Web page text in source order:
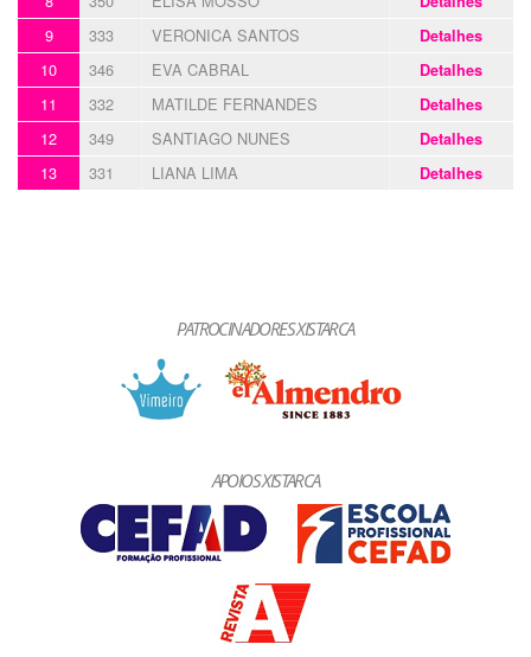
9 333 VERONICA SANTOS Detalhes
10 346 EVA CABRAL Detalhes
11 332 MATILDE FERNANDES Detalhes
12 349 SANTIAGO NUNES Detalhes
13 331 LIANA LIMA Detalhes
PATROCINADORES XISTARCA
APOIOS XISTARCA